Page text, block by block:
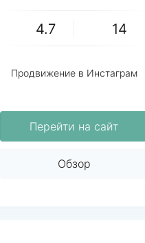
4.7 14
Продвижение в Инстаграм
Перейти на сайт
Обзор